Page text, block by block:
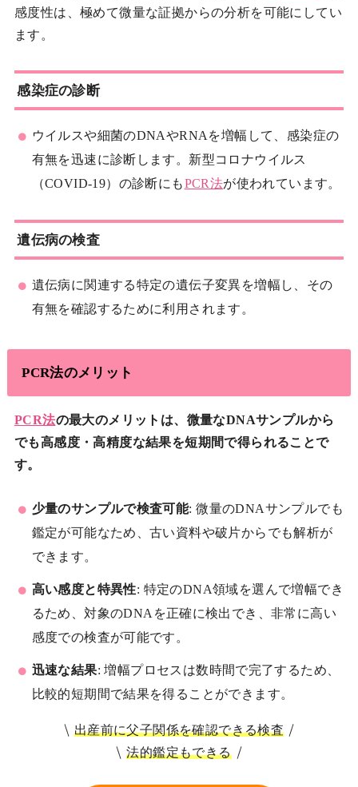
感度性は、極めて微量な証拠からの分析を可能にしてい
ます。
感染症の診断
ウイルスや細菌のDNAやRNAを増幅して、感染症の
有無を迅速に診断します。新型コロナウイルス
（COVID-19）の診断にもPCR法が使われています。
遺伝病の検査
遺伝病に関連する特定の遺伝子変異を増幅し、その
有無を確認するために利用されます。
PCR法のメリット
PCR法の最大のメリットは、微量なDNAサンプルから
でも高感度・高精度な結果を短期間で得られることで
す。
少量のサンプルで検査可能: 微量のDNAサンプルでも
鑑定が可能なため、古い資料や破片からでも解析が
できます。
高い感度と特異性: 特定のDNA領域を選んで増幅でき
るため、対象のDNAを正確に検出でき、非常に高い
感度での検査が可能です。
迅速な結果: 増幅プロセスは数時間で完了するため、
比較的短期間で結果を得ることができます。
出産前に父子関係を確認できる検査
法的鑑定もできる